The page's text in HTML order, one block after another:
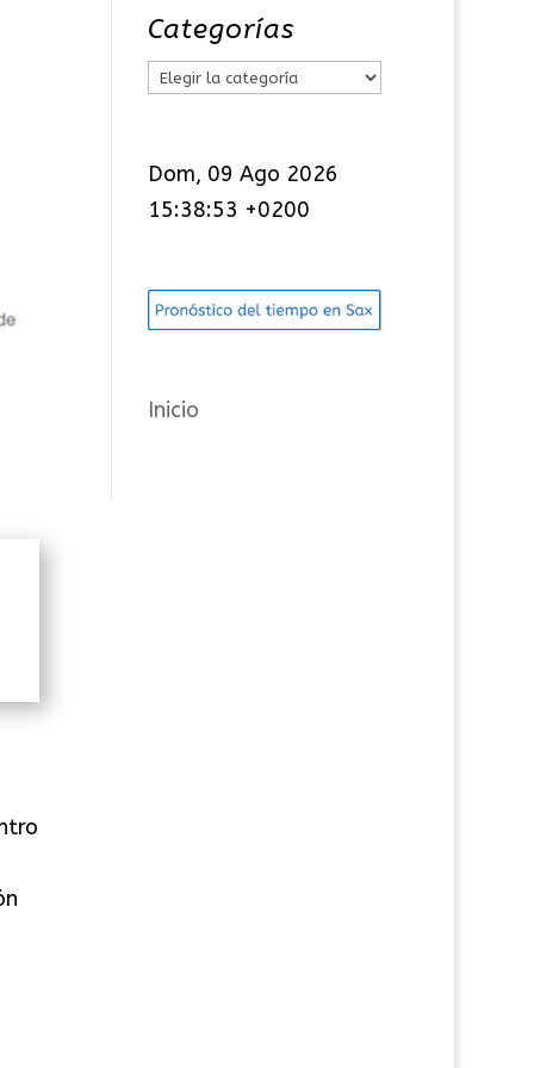
Categorías
C
e
g
r
í
s
Dom, 09 Ago 2026
15:38:54 +0200
Inicio